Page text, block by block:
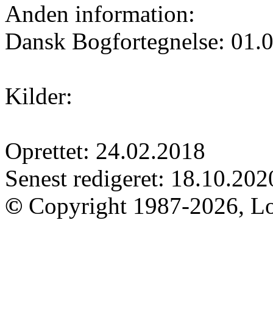
Anden information:
Dansk Bogfortegnelse:
Kilder:
Oprettet: 24.02.2018
Senest redigeret:
© Copyright 1987-2026,